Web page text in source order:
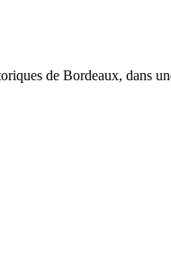
de Bordeaux, dans